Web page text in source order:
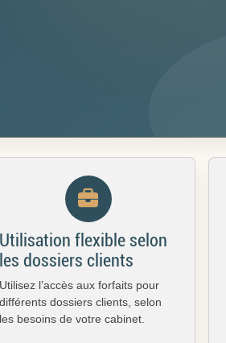
Utilisation flexible selon
les dossiers clients
Utilisez l’accès aux forfaits pour
différents dossiers clients, selon
les besoins de votre cabinet.